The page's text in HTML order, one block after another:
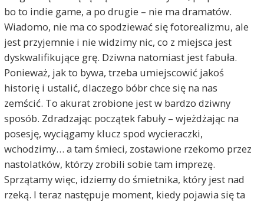
bo to indie game, a po drugie – nie ma dramatów.
Wiadomo, nie ma co spodziewać się fotorealizmu, ale
jest przyjemnie i nie widzimy nic, co z miejsca jest
dyskwalifikujące grę. Dziwna natomiast jest fabuła.
Ponieważ, jak to bywa, trzeba umiejscowić jakoś
historię i ustalić, dlaczego bóbr chce się na nas
zemścić. To akurat zrobione jest w bardzo dziwny
sposób. Zdradzając początek fabuły – wjeżdżając na
posesję, wyciągamy klucz spod wycieraczki,
wchodzimy… a tam śmieci, zostawione rzekomo przez
nastolatków, którzy zrobili sobie tam imprezę.
Sprzątamy więc, idziemy do śmietnika, który jest nad
rzeką. I teraz następuje moment, kiedy pojawia się ta